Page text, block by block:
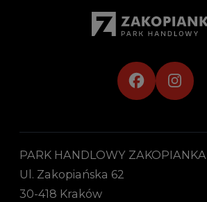
PARK HANDLOWY ZAKOPIANKA
Ul. Zakopiańska 62
30-418 Kraków